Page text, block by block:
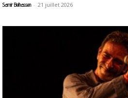
Samir Belhassen - 21 juillet 2026